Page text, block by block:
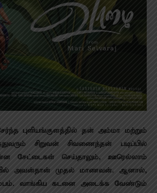
புளியங்குளத்தில் தன் அம்மா மற்றும்
சிறுவன் சிவணைந்தன் படிப்பில்
சேட்டைகள் செய்தாலும், ஊரெல்லாம்
அவன்தான் முதல் மாணவன். ஆனால்,
வாங்கிய கடனை அடைக்க வேண்டும்